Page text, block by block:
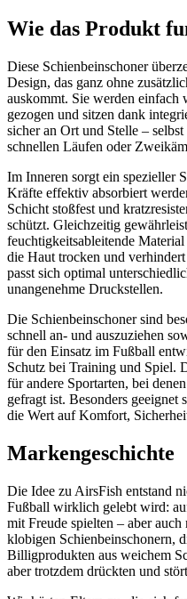
Wie das Produkt
Diese Schienbeinschoner
Design, das ganz ohne
auskommt. Sie werden einfach
gezogen und sitzen dank
sicher an Ort und Stelle –
schnellen Läufen oder
Im Inneren sorgt ein spezieller
Kräfte effektiv absorbiert
Schicht stoßfest und
schützt. Gleichzeitig
feuchtigkeitsableitende
die Haut trocken und
passt sich optimal
unangenehme Druckstellen.
Die Schienbeinschoner sind
schnell an- und auszuziehen
für den Einsatz im Fußball
Schutz bei Training und Spiel.
für andere Sportarten, bei
gefragt ist. Besonders
die Wert auf Komfort,
Markengeschichte
Die Idee zu AirsFish entstand
Fußball wirklich gelebt wird:
mit Freude spielten – aber
klobigen Schienbeinschonern,
Billigprodukten aus weichem
aber trotzdem drückten und